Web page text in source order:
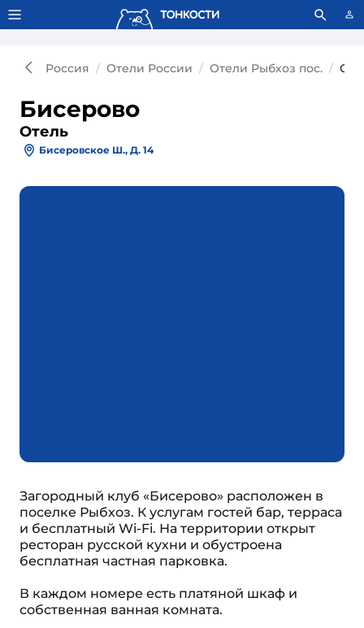
Тонкости используют сookie-файлы. Что это значит?
Россия Отели России Отели Рыбхоз пос.
Бисерово
Отель
Бисеровское Ш., Д. 14
Загородный клуб «Бисерово» расположен в
поселке Рыбхоз. К услугам гостей бар, терраса
и бесплатный Wi-Fi. На территории открыт
ресторан русской кухни и обустроена
бесплатная частная парковка.
В каждом номере есть платяной шкаф и
собственная ванная комната.